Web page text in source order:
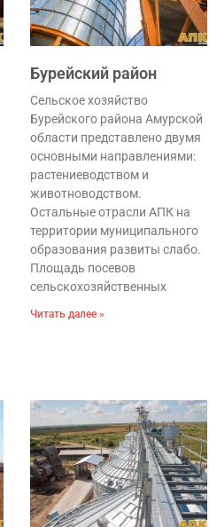
Бурейский район
Сельское хозяйство
Бурейского района Амурской
области представлено двумя
основными направлениями:
растениеводством и
животноводством.
Остальные отрасли АПК на
территории муниципального
образования развиты слабо.
Площадь посевов
сельскохозяйственных
Читать далее »